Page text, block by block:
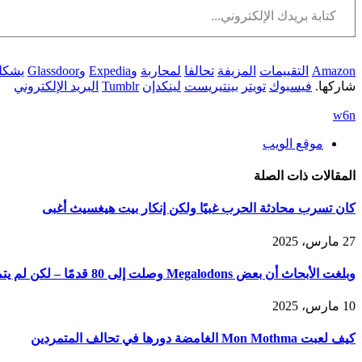
Amazon التقييمات المزيفة تحالفا لمحاربة وExpedia وGlassdoor
شاركها. فيسبوك تويتر بينتيريست لينكدإن Tumblr البريد الإلكتروني
w6n
موقع الويب
المقالات ذات الصلة
كان تسرب محادثة الحرب غبيًا ولكن إنكار بيت هيغسيث أغبى
27 مارس، 2025
وبلغت الأبحاث أن بعض Megalodons وصلت إلى 80 قدمًا – لكن لم يتم بناؤها مثل البيض الرائعين
10 مارس، 2025
كيف لعبت Mon Mothma الغامضة دورها في تحالف المتمردين